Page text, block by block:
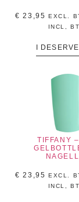
€ 23,95 EXCL.
INCL,
I
TIFFANY
€ 23,95 EXCL.
INCL,